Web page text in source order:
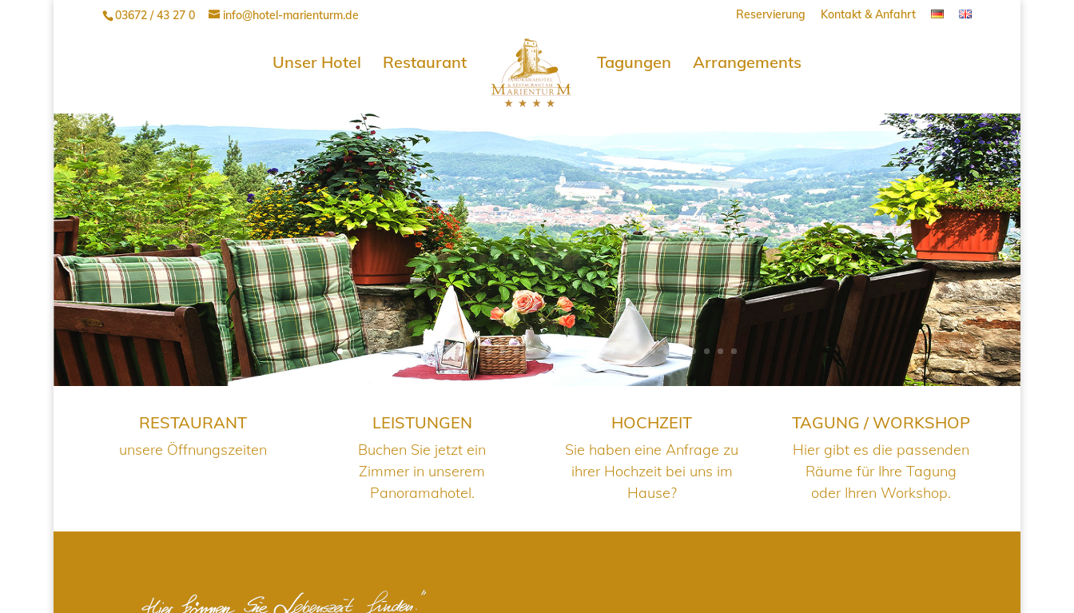
03672 / 43 27 0 info@hotel-marienturm.de Reservierung Kontakt & Anfahrt
Unser Hotel Restaurant Tagungen Arrangements
RESTAURANT
unsere Öffnungszeiten
LEISTUNGEN
Buchen Sie jetzt ein
Zimmer in unserem
Panoramahotel.
HOCHZEIT
Sie haben eine Anfrage zu
ihrer Hochzeit bei uns im
Hause?
TAGUNG / WORKSHOP
Hier gibt es die passenden
Räume für Ihre Tagung
oder Ihren Workshop.